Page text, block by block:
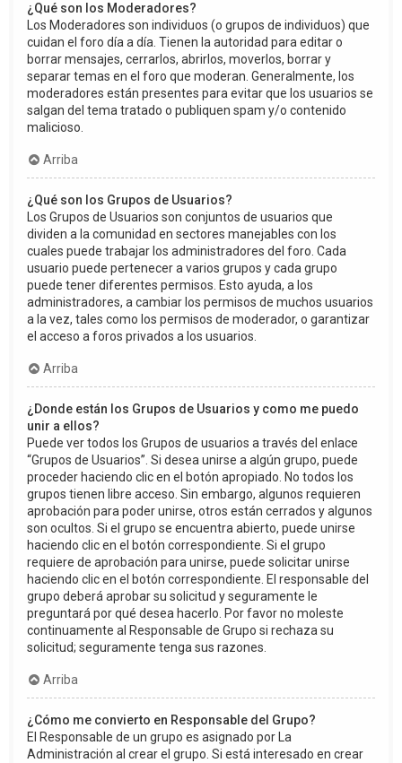
¿Qué son los Moderadores?
Los Moderadores son individuos (o grupos de individuos) que
cuidan el foro día a día. Tienen la autoridad para editar o
borrar mensajes, cerrarlos, abrirlos, moverlos, borrar y
separar temas en el foro que moderan. Generalmente, los
moderadores están presentes para evitar que los usuarios se
salgan del tema tratado o publiquen spam y/o contenido
malicioso.
Arriba
¿Qué son los Grupos de Usuarios?
Los Grupos de Usuarios son conjuntos de usuarios que
dividen a la comunidad en sectores manejables con los
cuales puede trabajar los administradores del foro. Cada
usuario puede pertenecer a varios grupos y cada grupo
puede tener diferentes permisos. Esto ayuda, a los
administradores, a cambiar los permisos de muchos usuarios
a la vez, tales como los permisos de moderador, o garantizar
el acceso a foros privados a los usuarios.
Arriba
¿Donde están los Grupos de Usuarios y como me puedo
unir a ellos?
Puede ver todos los Grupos de usuarios a través del enlace
“Grupos de Usuarios”. Si desea unirse a algún grupo, puede
proceder haciendo clic en el botón apropiado. No todos los
grupos tienen libre acceso. Sin embargo, algunos requieren
aprobación para poder unirse, otros están cerrados y algunos
son ocultos. Si el grupo se encuentra abierto, puede unirse
haciendo clic en el botón correspondiente. Si el grupo
requiere de aprobación para unirse, puede solicitar unirse
haciendo clic en el botón correspondiente. El responsable del
grupo deberá aprobar su solicitud y seguramente le
preguntará por qué desea hacerlo. Por favor no moleste
continuamente al Responsable de Grupo si rechaza su
solicitud; seguramente tenga sus razones.
Arriba
¿Cómo me convierto en Responsable del Grupo?
El Responsable de un grupo es asignado por La
Administración al crear el grupo. Si está interesado en crear